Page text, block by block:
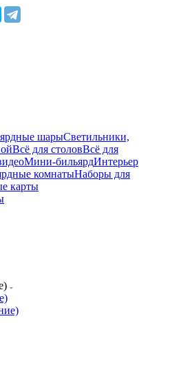
шарыСветильники,
Всё для столовВсё для
Мини-бильярдИнтерьер
комнатыНаборы для
карты